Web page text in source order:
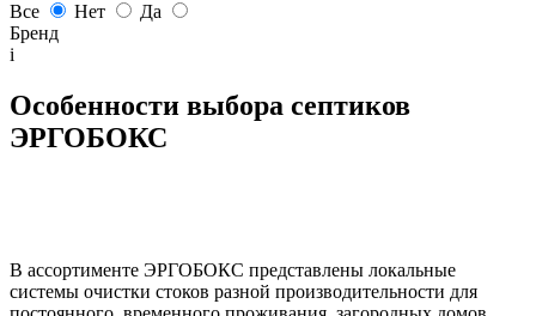
Все
Нет
Да
Бренд
i
Особенности выбора септиков
ЭРГОБОКС
В ассортименте ЭРГОБОКС представлены локальные
системы очистки стоков разной производительности для